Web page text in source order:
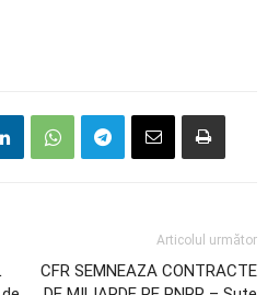
Articolul următor
CFR SEMNEAZA CONTRACTE